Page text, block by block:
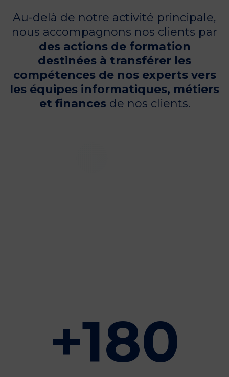
Au-delà de notre activité principale,
nous accompagnons nos clients par
des actions de formation
destinées à transférer les
compétences de nos experts vers
les équipes informatiques, métiers
et financesde nos clients.
+180